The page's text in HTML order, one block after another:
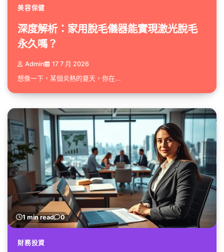
美容保健
深度解析：家用脫毛儀器能實現激光脫毛
永久嗎？
Admin 17 7 月 2026
想像一下，某個炎熱的夏天，你在...
1 min read 0
財務投資